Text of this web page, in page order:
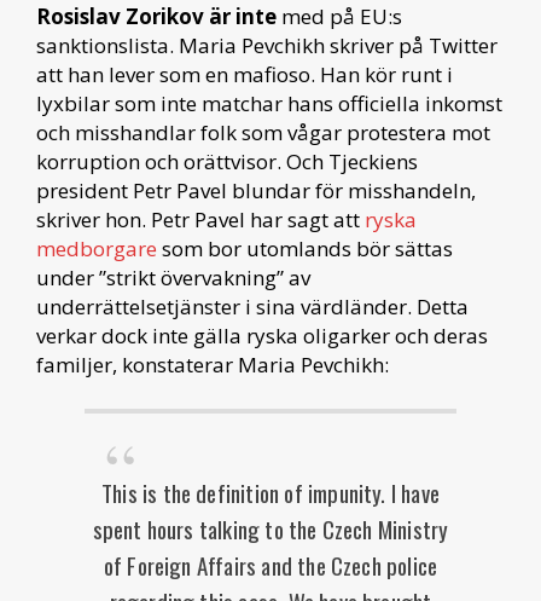
Rosislav Zorikov är inte med på EU:s
sanktionslista. Maria Pevchikh skriver på Twitter
att han lever som en mafioso. Han kör runt i
lyxbilar som inte matchar hans officiella inkomst
och misshandlar folk som vågar protestera mot
korruption och orättvisor. Och Tjeckiens
president Petr Pavel blundar för misshandeln,
skriver hon. Petr Pavel har sagt att ryska
medborgare som bor utomlands bör sättas
under ”strikt övervakning” av
underrättelsetjänster i sina värdländer. Detta
verkar dock inte gälla ryska oligarker och deras
familjer, konstaterar Maria Pevchikh:
This is the definition of impunity. I have
spent hours talking to the Czech Ministry
of Foreign Affairs and the Czech police